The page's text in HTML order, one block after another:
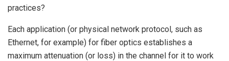
practices?
Each application (or physical network protocol, such as
Ethernet, for example) for fiber optics establishes a
maximum attenuation (or loss) in the channel for it to work